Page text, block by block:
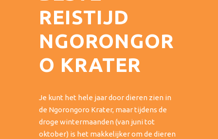
REISTIJD
NGORONGOR
O KRATER
Je kunt het hele jaar door dieren zien in
de Ngorongoro Krater, maar tijdens de
droge wintermaanden (van juni tot
oktober) is het makkelijker om de dieren